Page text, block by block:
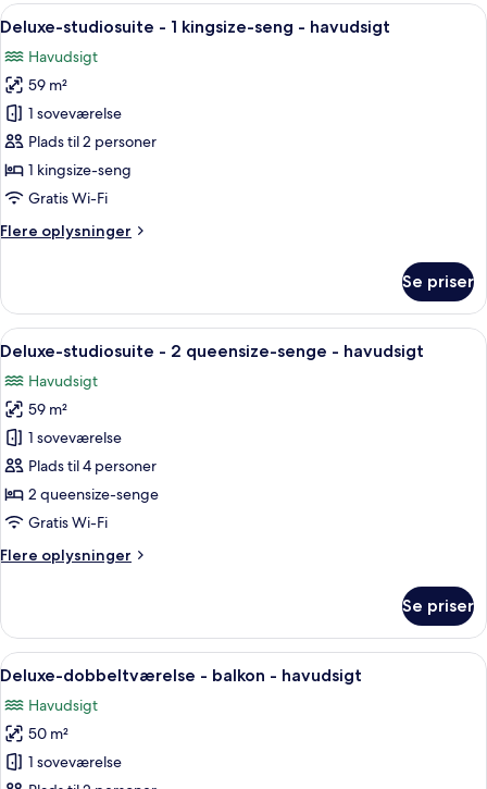
1
seng
havudsigt
Indlæs
alle
billeder
af
Deluxe-
studiosuite
-
1
seng
Et rummeligt soveværelse med en
6
Deluxe-studiosuite - 1 kingsize-seng - havudsigt
Havudsigt
59 m²
1 soveværelse
Plads til 2 personer
1 kingsize-seng
Gratis Wi-Fi
Flere oplysninger
Flere
studiosuite
1
seng
havudsigt
Se priser
Indlæs
alle
billeder
af
Deluxe-
studiosuite
-
2
senge
Et moderne hotelværelse med en
6
Deluxe-studiosuite - 2 queensize-senge - havudsigt
Havudsigt
59 m²
1 soveværelse
Plads til 4 personer
2 queensize-senge
Gratis Wi-Fi
Flere oplysninger
Flere
studiosuite
2
senge
havudsigt
Se priser
Indlæs
alle
billeder
af
Deluxe-
Et soveværelse med en stor seng,
6
Deluxe-dobbeltværelse - balkon - havudsigt
Havudsigt
50 m²
1 soveværelse